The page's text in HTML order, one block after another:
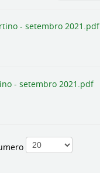
- setembro 2021.pdf
- setembro 2021.pdf